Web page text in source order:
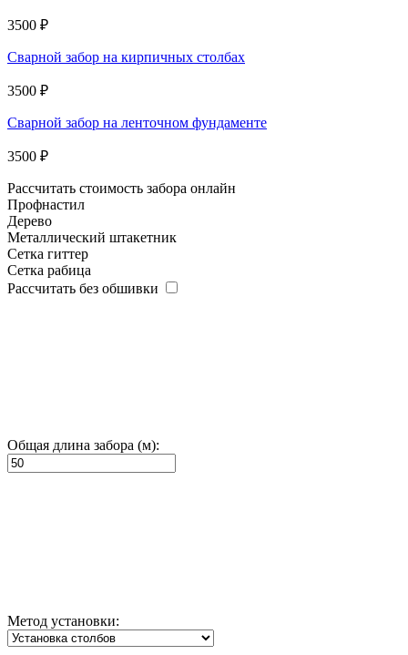
3500 ₽
Сварной забор на кирпичных столбах
3500 ₽
Сварной забор на ленточном фундаменте
3500 ₽
Рассчитать стоимость забора онлайн
Профнастил
Дерево
Металлический штакетник
Сетка гиттер
Сетка рабица
Рассчитать без обшивки
Общая длина забора (м):
Метод установки: